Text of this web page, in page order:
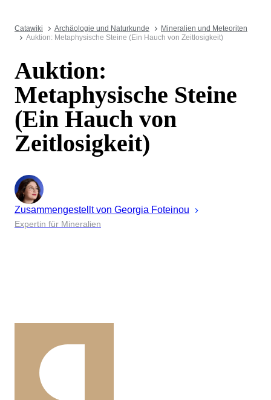
Catawiki Archäologie und Naturkunde
Mineralien und Meteoriten
Auktion: Metaphysische Steine (Ein Hauch von Zeitlosigkeit)
Auktion:
Metaphysische Steine
(Ein Hauch von
Zeitlosigkeit)
Zusammengestellt von Georgia Foteinou
Expertin für Mineralien